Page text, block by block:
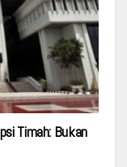
Timah: Bukan